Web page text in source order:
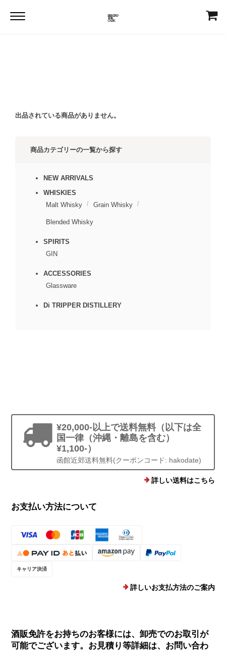
出品されている商品がありません。
商品カテゴリーの一覧から探す
NEW ARRIVALS
WHISKIES
Malt Whisky
Grain Whisky
Blended Whisky
SPIRITS
GIN
ACCESSORIES
Glassware
Di TRIPPER DISTILLERY
¥20,000-以上で送料無料（以下は全
国一律（沖縄・離島を含む）
¥1,100-）
函館近郊送料無料(クーポンコード: hakodate)
詳しい送料はこちら
お支払い方法について
キャリア決済
詳しいお支払方法のご案内
酒販免許をお持ちのお客様には、卸売でのお取引が
可能でございます。お見積り等詳細は、お問い合わ